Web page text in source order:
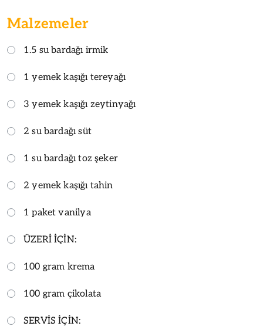
Malzemeler
1.5 su bardağı irmik
1 yemek kaşığı tereyağı
3 yemek kaşığı zeytinyağı
2 su bardağı süt
1 su bardağı toz şeker
2 yemek kaşığı tahin
1 paket vanilya
ÜZERİ İÇİN:
100 gram krema
100 gram çikolata
SERVİS İÇİN: